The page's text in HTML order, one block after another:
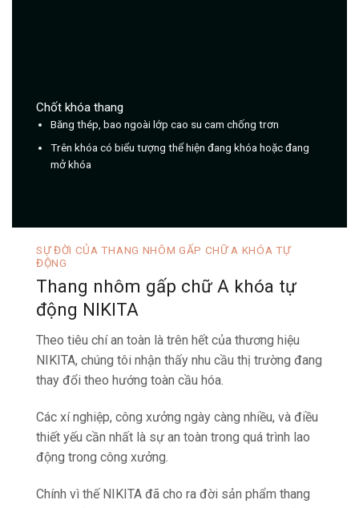
Chốt khóa thang
Băng thép, bao ngoài lớp cao su cam chống trơn
Trên khóa có biểu tượng thể hiện đang khóa hoặc đang
mở khóa
SỰ ĐỜI CỦA THANG NHÔM GẤP CHỮ A KHÓA TỰ
ĐỘNG
Thang nhôm gấp chữ A khóa tự
động NIKITA
Theo tiêu chí an toàn là trên hết của thương hiệu
NIKITA, chúng tôi nhận thấy nhu cầu thị trường đang
thay đổi theo hướng toàn cầu hóa.
Các xí nghiệp, công xưởng ngày càng nhiều, và điều
thiết yếu cần nhất là sự an toàn trong quá trình lao
động trong công xưởng.
Chính vì thế NIKITA đã cho ra đời sản phẩm thang